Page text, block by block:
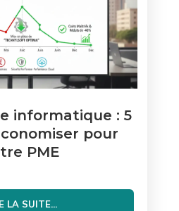
informatique : 5
pour
PME
LA SUITE...